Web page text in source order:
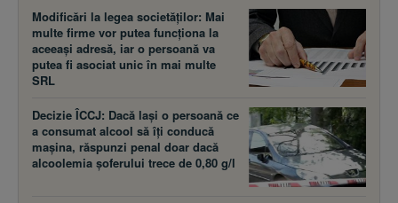
Modificări la legea societăţilor: Mai
multe firme vor putea funcţiona la
aceeaşi adresă, iar o persoană va
putea fi asociat unic în mai multe
SRL
Decizie ÎCCJ: Dacă laşi o persoană ce
a consumat alcool să îţi conducă
maşina, răspunzi penal doar dacă
alcoolemia şoferului trece de 0,80 g/l